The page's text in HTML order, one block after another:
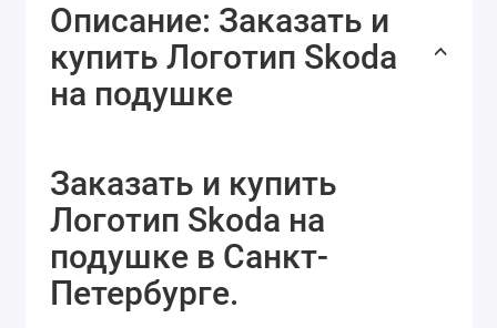
Описание: Заказать и
купить Логотип Skoda
на подушке
Заказать и купить
Логотип Skoda на
подушке в Санкт-
Петербурге.